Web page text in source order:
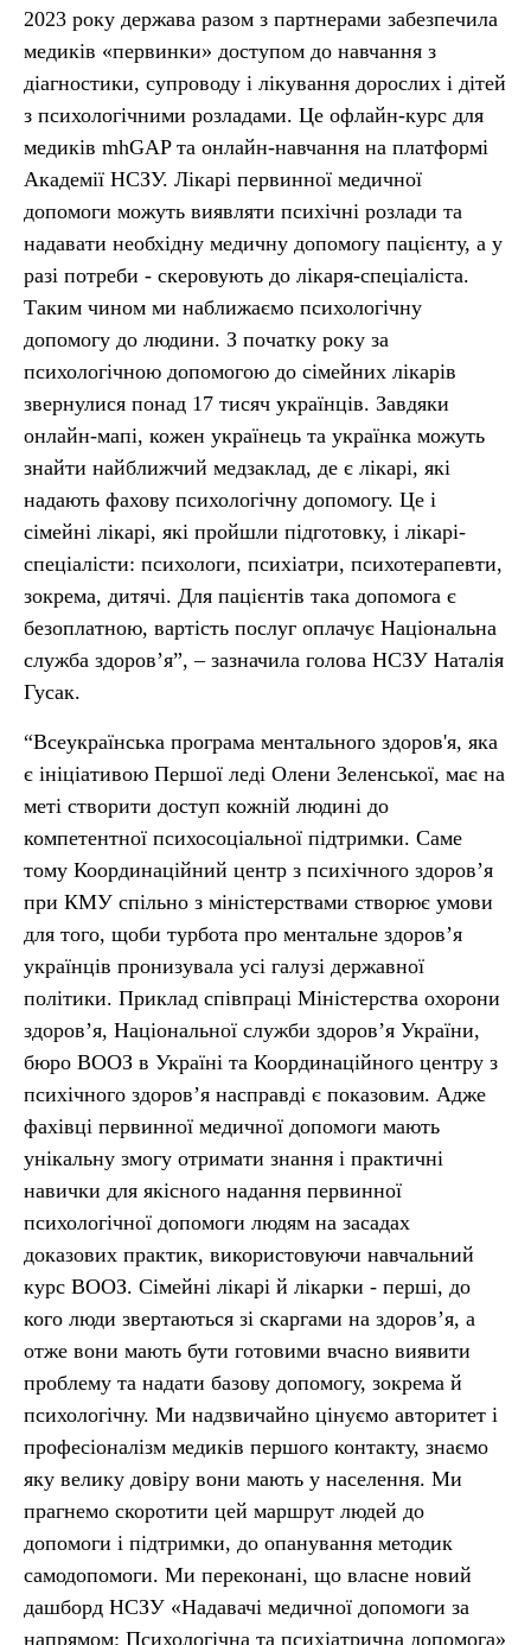
2023 року держава разом з партнерами забезпечила
медиків «первинки» доступом до навчання з
діагностики, супроводу і лікування дорослих і дітей
з психологічними розладами. Це офлайн-курс для
медиків mhGAP та онлайн-навчання на платформі
Академії НСЗУ. Лікарі первинної медичної
допомоги можуть виявляти психічні розлади та
надавати необхідну медичну допомогу пацієнту, а у
разі потреби - скеровують до лікаря-спеціаліста.
Таким чином ми наближаємо психологічну
допомогу до людини. З початку року за
психологічною допомогою до сімейних лікарів
звернулися понад 17 тисяч українців. Завдяки
онлайн-мапі, кожен українець та українка можуть
знайти найближчий медзаклад, де є лікарі, які
надають фахову психологічну допомогу. Це і
сімейні лікарі, які пройшли підготовку, і лікарі-
спеціалісти: психологи, психіатри, психотерапевти,
зокрема, дитячі. Для пацієнтів така допомога є
безоплатною, вартість послуг оплачує Національна
служба здоров’я”, – зазначила голова НСЗУ Наталія
Гусак.
“Всеукраїнська програма ментального здоров'я, яка
є ініціативою Першої леді Олени Зеленської, має на
меті створити доступ кожній людині до
компетентної психосоціальної підтримки. Саме
тому Координаційний центр з психічного здоров’я
при КМУ спільно з міністерствами створює умови
для того, щоби турбота про ментальне здоров’я
українців пронизувала усі галузі державної
політики. Приклад співпраці Міністерства охорони
здоров’я, Національної служби здоров’я України,
бюро ВООЗ в Україні та Координаційного центру з
психічного здоров’я насправді є показовим. Адже
фахівці первинної медичної допомоги мають
унікальну змогу отримати знання і практичні
навички для якісного надання первинної
психологічної допомоги людям на засадах
доказових практик, використовуючи навчальний
курс ВООЗ. Сімейні лікарі й лікарки - перші, до
кого люди звертаються зі скаргами на здоровʼя, а
отже вони мають бути готовими вчасно виявити
проблему та надати базову допомогу, зокрема й
психологічну. Ми надзвичайно цінуємо авторитет і
професіоналізм медиків першого контакту, знаємо
яку велику довіру вони мають у населення. Ми
прагнемо скоротити цей маршрут людей до
допомоги і підтримки, до опанування методик
самодопомоги. Ми переконані, що власне новий
дашборд НСЗУ «Надавачі медичної допомоги за
напрямом: Психологічна та психіатрична допомога»